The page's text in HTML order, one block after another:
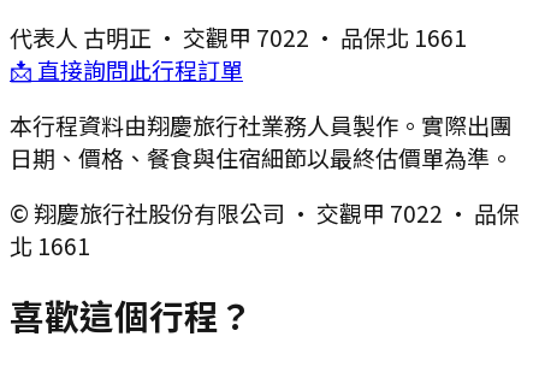
代表人 古明正 · 交觀甲 7022 · 品保北 1661
📩 直接詢問此行程訂單
本行程資料由翔慶旅行社業務人員製作。實際出團
日期、價格、餐食與住宿細節以最終估價單為準。
© 翔慶旅行社股份有限公司 · 交觀甲 7022 · 品保
北 1661
喜歡這個行程？